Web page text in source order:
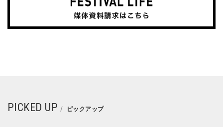
PICKED UP ピックアップ